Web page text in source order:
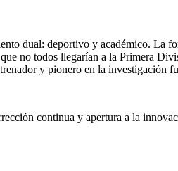
dual: deportivo y académico. La
no todos llegarían a la Primera
y pionero en la investigación
continua y apertura a la